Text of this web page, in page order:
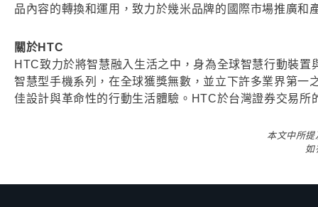
品內容的轉換和運用，致力於幾米品牌的國際市場推廣和
關於HTC
HTC致力於將智慧融入生活之中，身為全球智慧行動裝
智慧型手機系列，在全球獲獎無數，並立下許多業界第
佳設計與革命性的行動生活體驗。HTC於台灣證券交易所
本文中所
如